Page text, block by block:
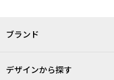
ブランド
デザインから探す